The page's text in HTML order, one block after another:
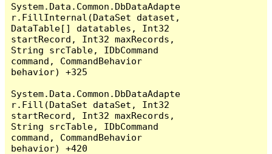
System.Data.Common.DbDataAdapte
r.FillInternal(DataSet dataset,
DataTable[] datatables, Int32
startRecord, Int32 maxRecords,
String srcTable, IDbCommand
command, CommandBehavior
behavior) +325
System.Data.Common.DbDataAdapte
r.Fill(DataSet dataSet, Int32
startRecord, Int32 maxRecords,
String srcTable, IDbCommand
command, CommandBehavior
behavior) +420